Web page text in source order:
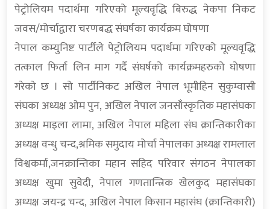
पेट्रोलियम पदार्थमा गरिएको मूल्यवृद्धि बिरुद्ध नेकपा निकट
जवस/मोर्चाद्वारा चरणबद्ध संघर्षका कार्यक्रम घोषणा
नेपाल कम्युनिष्ट पार्टीले पेट्रोलियम पदार्थमा गरिएको मूल्यवृद्धि
तत्काल फिर्ता लिन माग गर्दै संघर्षको कार्यक्रमहरुको घोषणा
गरेको छ । सो पार्टीनिकट अखिल नेपाल भूमीहिन सुकुम्वासी
संघका अध्यक्ष ओम पुन, अखिल नेपाल जनसाँस्कृतिक महासंघका
अध्यक्ष माइला लामा, अखिल नेपाल महिला संघ क्रान्तिकारीका
अध्यक्ष वन्धु चन्द,श्रमिक समुदाय मोर्चा नेपालका अध्यक्ष रामलाल
विश्वकर्मा,जनक्रान्तिका महान सहिद परिवार संगठन नेपालका
अध्यक्ष खुमा सुवेदी, नेपाल गणतान्त्रिक खेलकुद महासंघका
अध्यक्ष जयन्द्र चन्द, अखिल नेपाल किसान महासंघ (क्रान्तिकारी)